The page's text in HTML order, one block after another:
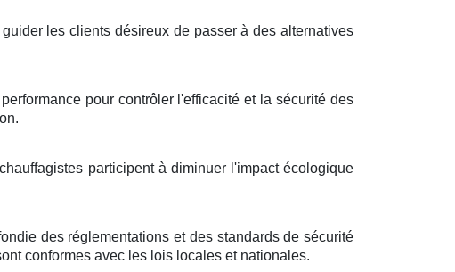
les clients désireux de passer à des alternatives
pour contrôler l'efficacité et la sécurité des
participent à diminuer l'impact écologique
des réglementations et des standards de sécurité
conformes avec les lois locales et nationales.